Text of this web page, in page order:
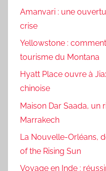
Amanvari : une
crise
Yellowstone :
tourisme du Montana
Hyatt Place ouvre à
chinoise
Maison Dar Saada, un
Marrakech
La Nouvelle-Orléans,
of the Rising Sun
Voyage en Inde :